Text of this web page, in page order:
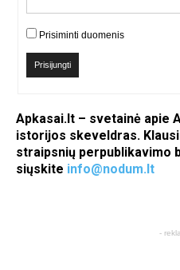
Prisiminti duomenis
Prisijungti
Apkasai.lt – svetainė apie
istorijos skeveldras.
straipsnių perpublikavimo
siųskite info@nodum.lt
-